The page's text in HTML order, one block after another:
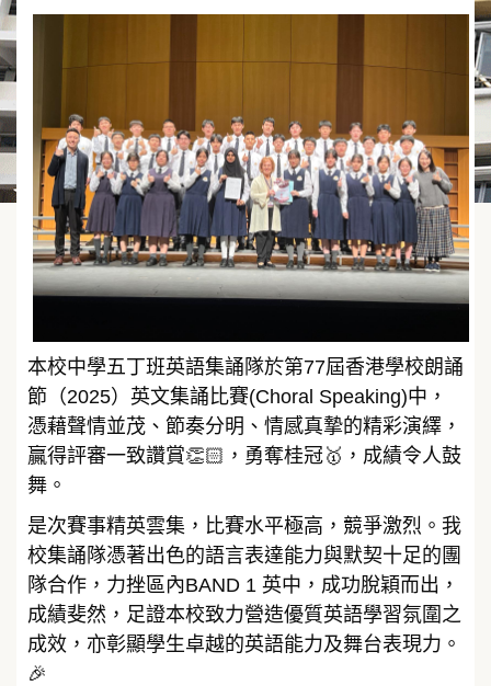
本校中學五丁班英語集誦隊於第77屆香港學校朗誦
節（2025）英文集誦比賽(Choral Speaking)中，
憑藉聲情並茂、節奏分明、情感真摯的精彩演繹，
贏得評審一致讚賞👏🏻，勇奪桂冠🥇，成績令人鼓
舞。
是次賽事精英雲集，比賽水平極高，競爭激烈。我
校集誦隊憑著出色的語言表達能力與默契十足的團
隊合作，力挫區內BAND 1 英中，成功脫穎而出，
成績斐然，足證本校致力營造優質英語學習氛圍之
成效，亦彰顯學生卓越的英語能力及舞台表現力。
🎉